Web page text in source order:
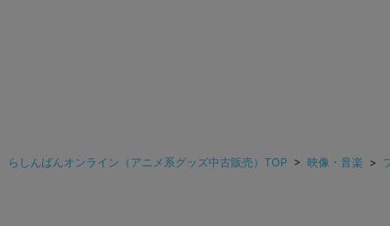
らしんばんオンライン（アニメ系グッズ中古販売）TOP > 映像・音楽 >